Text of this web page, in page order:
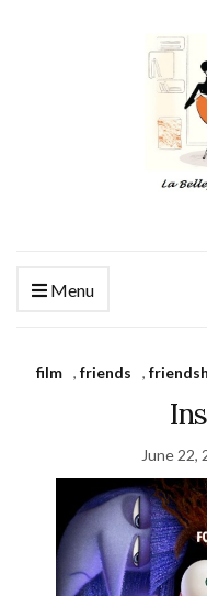
Menu
film , friends ,
June 22,